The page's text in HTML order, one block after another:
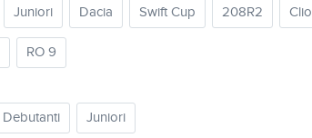
Juniori Dacia Swift Cup 208R2 Clio
RO 9
Debutanti Juniori